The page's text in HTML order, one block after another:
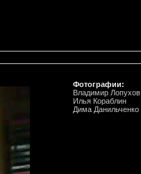
Фотографии:
Владимир Лопухов
Илья Кораблин
Дима Данильченко